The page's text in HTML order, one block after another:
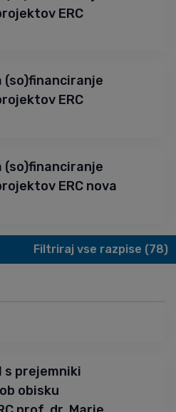
ERC
(so)financiranje
ERC
(so)financiranje
ERC nova
Filtriraj vse razpise (78)
s prejemniki
obisku